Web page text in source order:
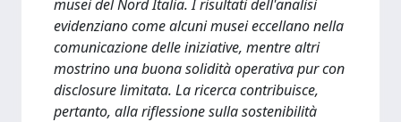
musei del Nord Italia. I risultati dell'analisi
evidenziano come alcuni musei eccellano nella
comunicazione delle iniziative, mentre altri
mostrino una buona solidità operativa pur con
disclosure limitata. La ricerca contribuisce,
pertanto, alla riflessione sulla sostenibilità